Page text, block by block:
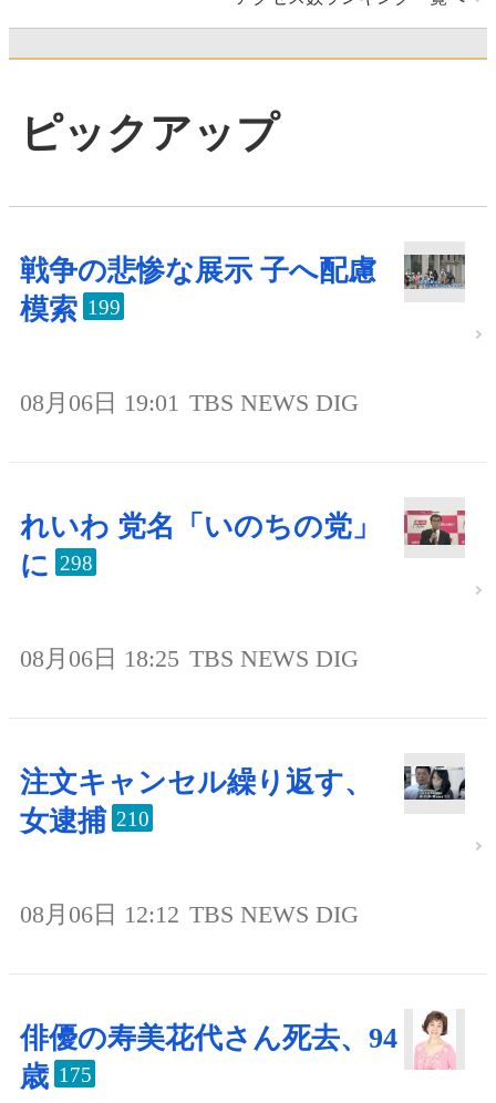
ピックアップ
戦争の悲惨な展示 子へ配慮
模索 199
08月06日 19:01 TBS NEWS DIG
れいわ 党名「いのちの党」
に 298
08月06日 18:25 TBS NEWS DIG
注文キャンセル繰り返す、
女逮捕 210
08月06日 12:12 TBS NEWS DIG
俳優の寿美花代さん死去、94
歳 175